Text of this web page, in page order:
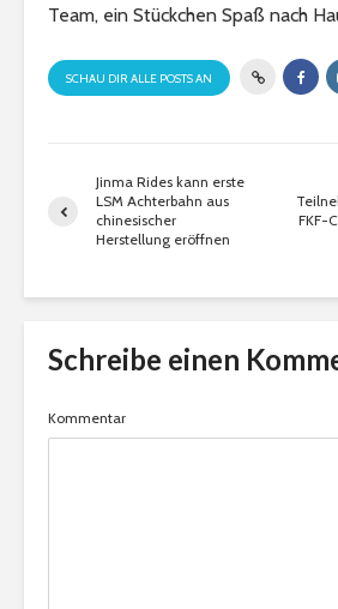
Team, ein Stückchen Spaß nach
SCHAU DIR ALLE POSTS AN
Jinma Rides kann erste
LSM Achterbahn aus
chinesischer
Herstellung eröffnen
FKF-
Schreibe einen
Kommentar